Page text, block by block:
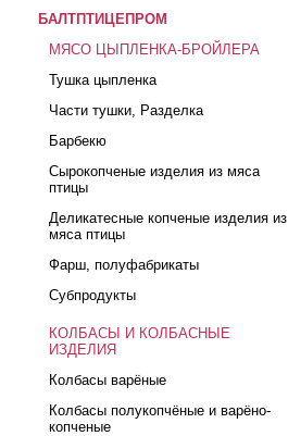
БАЛТПТИЦЕПРОМ
МЯСО ЦЫПЛЕНКА-БРОЙЛЕРА
Тушка цыпленка
Части тушки, Разделка
Барбекю
Сырокопченые изделия из мяса
птицы
Деликатесные копченые изделия из
мяса птицы
Фарш, полуфабрикаты
Субпродукты
КОЛБАСЫ И КОЛБАСНЫЕ
ИЗДЕЛИЯ
Колбасы варёные
Колбасы полукопчёные и варёно-
копченые